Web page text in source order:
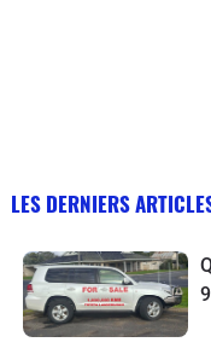
LES DERNIERS